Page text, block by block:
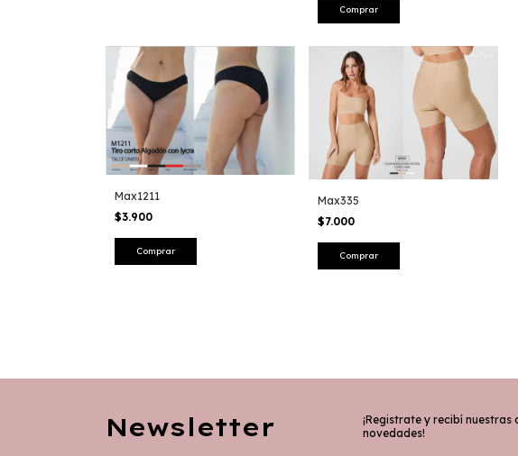
Comprar
Max1211
$3.900
Comprar
Max335
$7.000
Comprar
Newsletter
¡Registrate y recibí nuestras
novedades!